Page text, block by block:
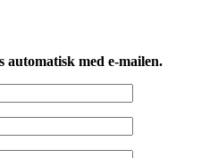
automatisk med e-mailen.